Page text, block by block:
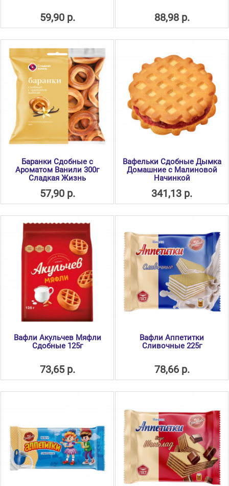
59,90 р. 88,98 р.
Баранки Сдобные с
Ароматом Ванили 300г
Сладкая Жизнь
57,90 р.
Вафельки Сдобные Дымка
Домашние с Малиновой
Начинкой
341,13 р.
Вафли Акульчев Мяфли
Сдобные 125г
73,65 р.
Вафли Аппетитки
Сливочные 225г
78,66 р.